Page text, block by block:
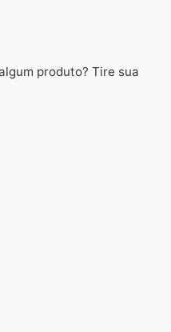
produto? Tire sua